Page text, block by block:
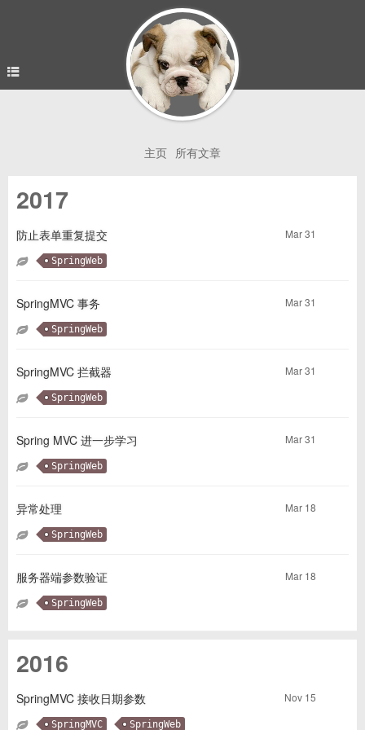
主页 所有文章
2017
Mar 31
防止表单重复提交
SpringWeb
Mar 31
SpringMVC 事务
SpringWeb
Mar 31
SpringMVC 拦截器
SpringWeb
Mar 31
Spring MVC 进一步学习
SpringWeb
Mar 18
异常处理
SpringWeb
Mar 18
服务器端参数验证
SpringWeb
2016
Nov 15
SpringMVC 接收日期参数
SpringMVC SpringWeb